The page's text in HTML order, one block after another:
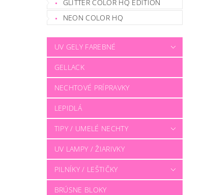
GLITTER COLOR HQ EDITION
NEON COLOR HQ
UV GELY FAREBNÉ
GELLACK
NECHTOVÉ PRÍPRAVKY
LEPIDLÁ
TIPY / UMELÉ NECHTY
UV LAMPY / ŽIARIVKY
PILNÍKY / LEŠTIČKY
BRÚSNE BLOKY